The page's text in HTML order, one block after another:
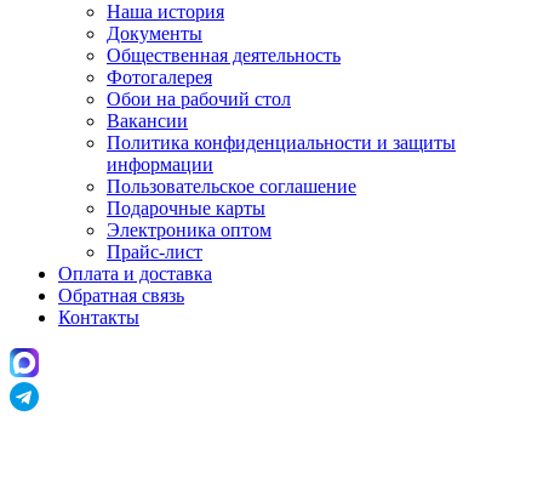
Наша история
Документы
Общественная деятельность
Фотогалерея
Обои на рабочий стол
Вакансии
Политика конфиденциальности и защиты
информации
Пользовательскоe соглашение
Подарочные карты
Электроника оптом
Прайс-лист
Оплата и доставка
Обратная связь
Контакты